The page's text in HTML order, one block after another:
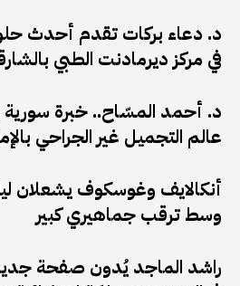
د. دعاء بركات تقدم أحدث
في مركز ديرمادنت الطبي
د. أحمد المسّاح.. خبرة سورية
عالم التجميل غير الجراحي
وسط ترقب جماهيري كبير
راشد الماجد يُدون صفحة